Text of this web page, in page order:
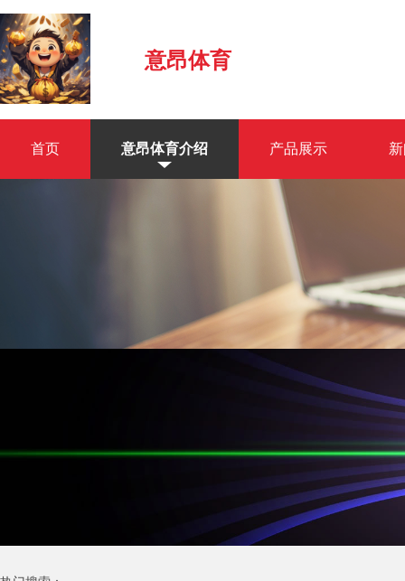
意昂体育
首页 意昂体育介绍 产品展示